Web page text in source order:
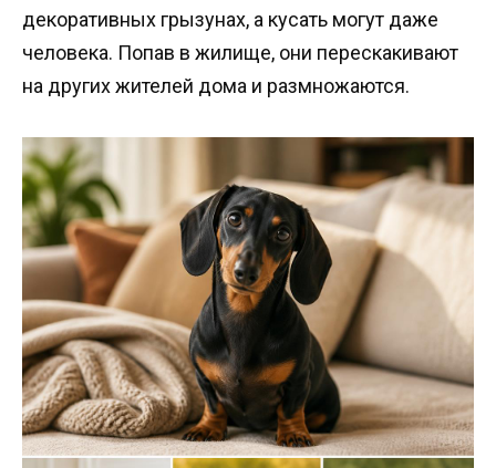
декоративных грызунах, а кусать могут даже
человека. Попав в жилище, они перескакивают
на других жителей дома и размножаются.